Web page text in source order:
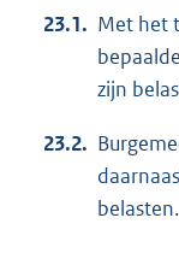
23.1. Met het
zijn
23.2.
belasten.